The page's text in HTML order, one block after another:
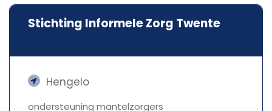
Stichting Informele Zorg Twente
Hengelo
ondersteuning mantelzorgers